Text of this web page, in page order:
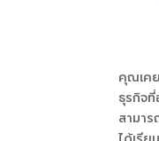
คุณเค
ธุรกิจ
สามา